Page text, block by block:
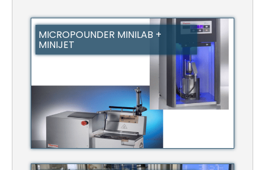
MICROPOUNDER MINILAB +
MINIJET